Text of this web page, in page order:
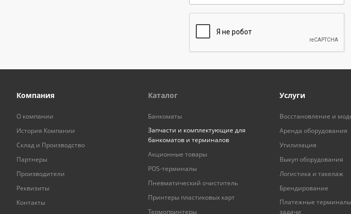
Компания
О компании
История Компании
Склад и Производство
Партнеры
Производители
Реквизиты
Контакты
Каталог
Банкоматы
Запчасти и комплектующие для
банкоматов и терминалов
Акционные товары
POS-терминалы
Пневматический очиститель
Принтеры пластиковых карт
Термопринтеры
Услуги
Восстановление и
Аренда оборудования
Утилизация
Выкуп оборудования
Логистика и такелаж
Брендирование
Платежные
задачи